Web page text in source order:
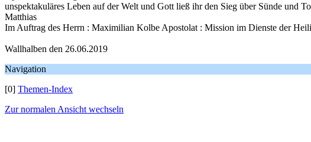
unspektakuläres Leben auf der Welt und Gott ließ ihr den Sieg über Sünde und
Matthias
Im Auftrag des Herrn : Maximilian Kolbe Apostolat : Mission im Dienste der
Wallhalben den 26.06.2019
Navigation
[0] Themen-Index
Zur normalen Ansicht wechseln